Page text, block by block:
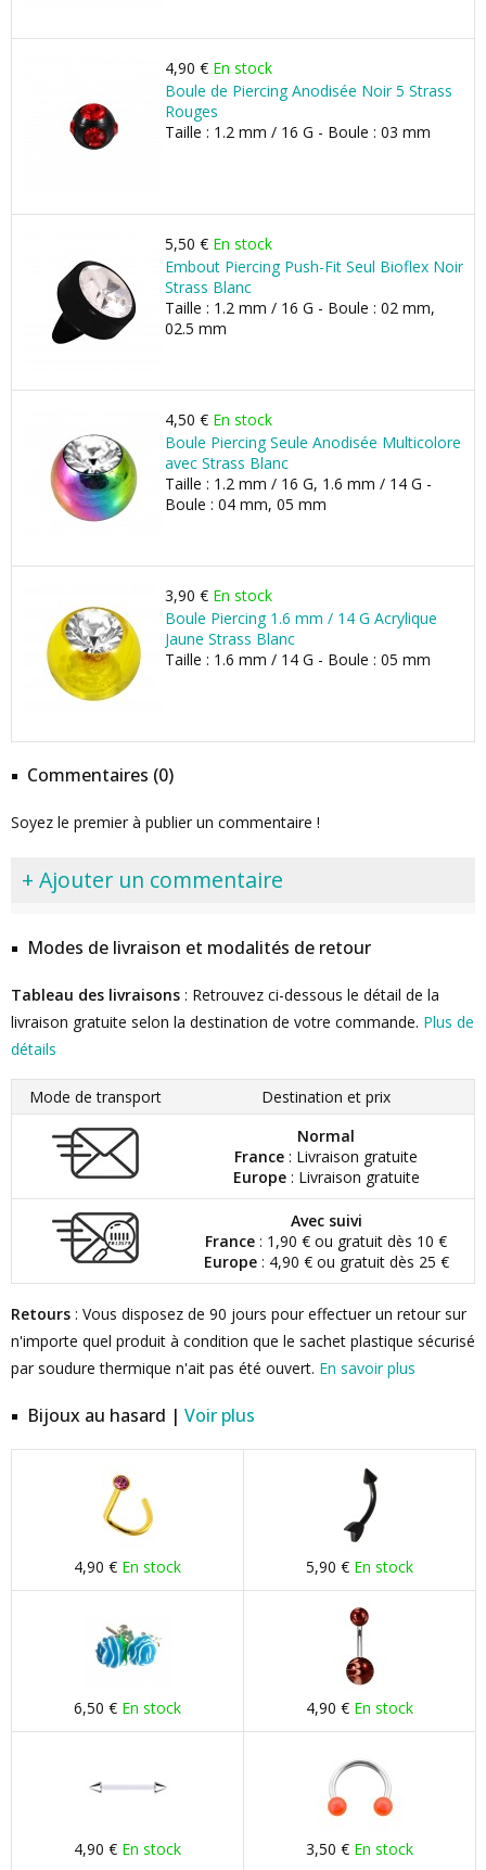
4,90 € En stock
Boule de Piercing Anodisée Noir 5 Strass
Rouges
Taille : 1.2 mm / 16 G - Boule : 03 mm
5,50 € En stock
Embout Piercing Push-Fit Seul Bioflex Noir
Strass Blanc
Taille : 1.2 mm / 16 G - Boule : 02 mm,
02.5 mm
4,50 € En stock
Boule Piercing Seule Anodisée Multicolore
avec Strass Blanc
Taille : 1.2 mm / 16 G, 1.6 mm / 14 G -
Boule : 04 mm, 05 mm
3,90 € En stock
Boule Piercing 1.6 mm / 14 G Acrylique
Jaune Strass Blanc
Taille : 1.6 mm / 14 G - Boule : 05 mm
Commentaires (0)
Soyez le premier à publier un commentaire !
+ Ajouter un commentaire
Modes de livraison et modalités de retour
Tableau des livraisons : Retrouvez ci-dessous le détail de la
livraison gratuite selon la destination de votre commande. Plus de
détails
Mode de transport
Destination et prix
Normal
France : Livraison gratuite
Europe: Livraison gratuite
Avec suivi
France : 1,90 € ou gratuit dès 10 €
Europe: 4,90 € ou gratuit dès 25 €
Retours : Vous disposez de 90 jours pour effectuer un retour sur
n'importe quel produit à condition que le sachet plastique sécurisé
par soudure thermique n'ait pas été ouvert. En savoir plus
Bijoux au hasard | Voir plus
4,90 € En stock 5,90 € En stock
6,50 € En stock 4,90 € En stock
4,90 € En stock 3,50 € En stock